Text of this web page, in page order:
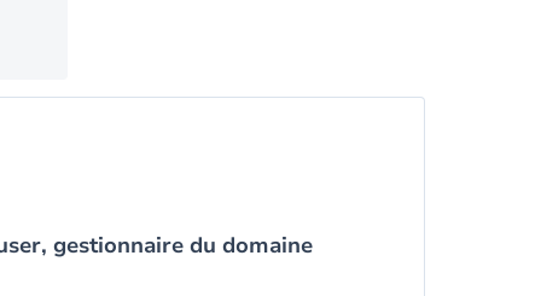
gestionnaire du domaine